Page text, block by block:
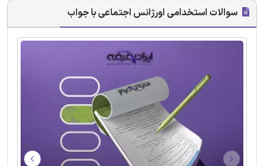
سوالات استخدامی اورژانس اجتماعی با جواب